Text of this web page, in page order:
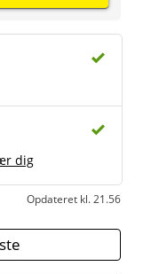
dig
Opdateret kl. 21.56